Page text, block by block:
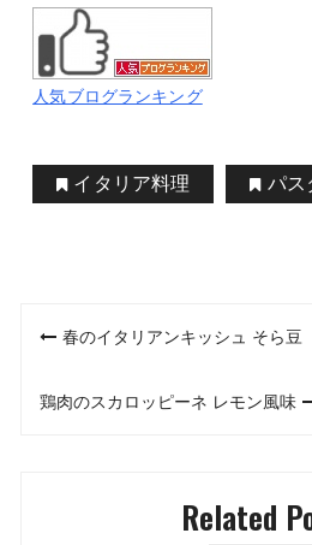
人気ブログランキング
イタリア料理 パス
投
ナ
春のイタリアンキッシュ そら豆
鶏肉のスカロッピーネ レモン風味
Related